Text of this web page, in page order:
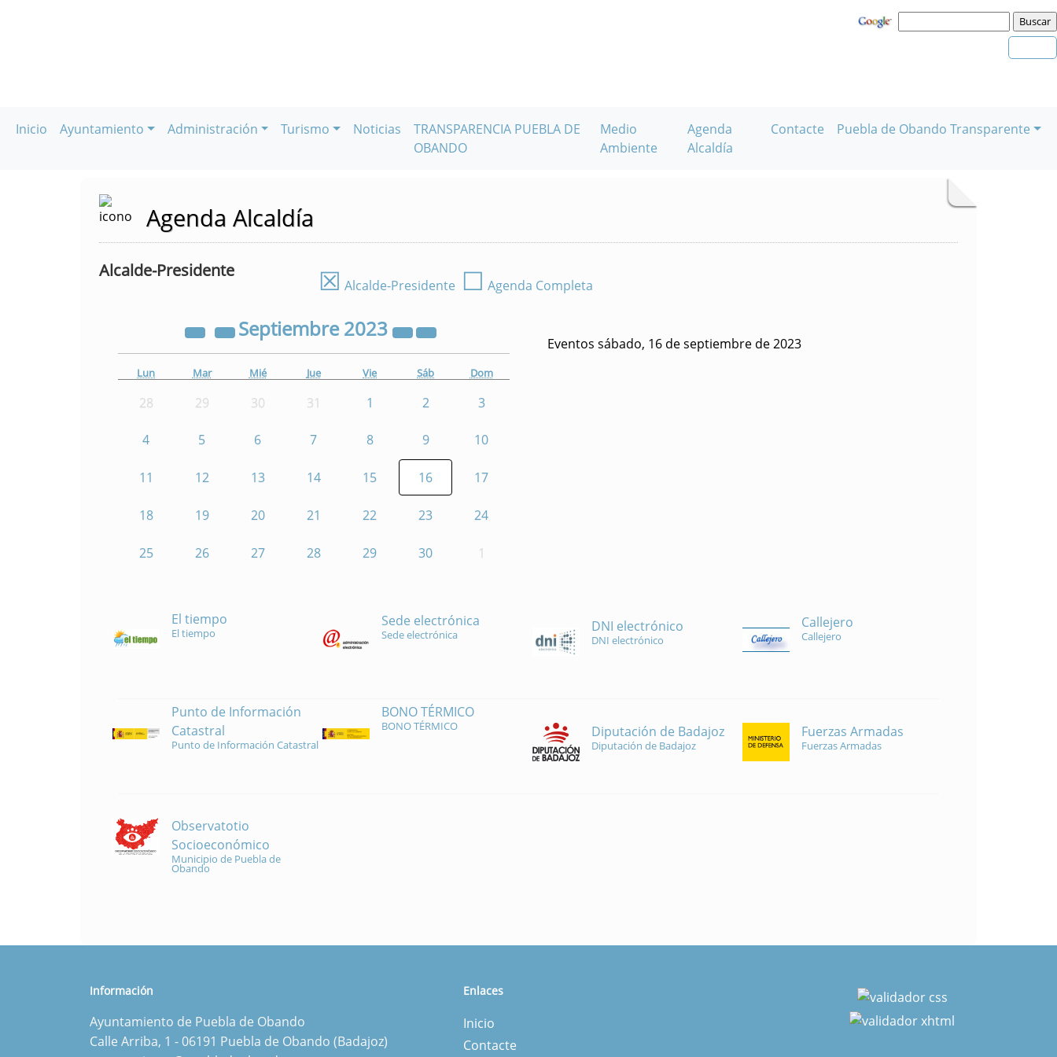
Inicio Ayuntamiento Administración Turismo Noticias
TRANSPARENCIA PUEBLA DE
OBANDO
Medio
Ambiente
Agenda
Alcaldía
Contacte Puebla de Obando Transparente
Agenda Alcaldía
Alcalde-Presidente ☒ Alcalde-Presidente ☐ Agenda Completa
Septiembre2023
Lun Mar Mié Jue Vie Sáb Dom
28 29 30 31 1 2 3
4 5 6 7 8 9 10
11 12 13 14 15 16 17
18 19 20 21 22 23 24
25 26 27 28 29 30 1
Eventos sábado, 16 de septiembre de 2023
El tiempo
El tiempo
Sede electrónica
Sede electrónica DNI electrónico
DNI electrónico
Callejero
Callejero
Punto de Información
Catastral
Punto de Información Catastral
BONO TÉRMICO
BONO TÉRMICO Diputación de Badajoz
Diputación de Badajoz
Fuerzas Armadas
Fuerzas Armadas
Observatotio
Socioeconómico
Municipio de Puebla de
Obando
Información
Ayuntamiento de Puebla de Obando
Calle Arriba, 1 - 06191 Puebla de Obando (Badajoz)
Enlaces
Inicio
Contacte